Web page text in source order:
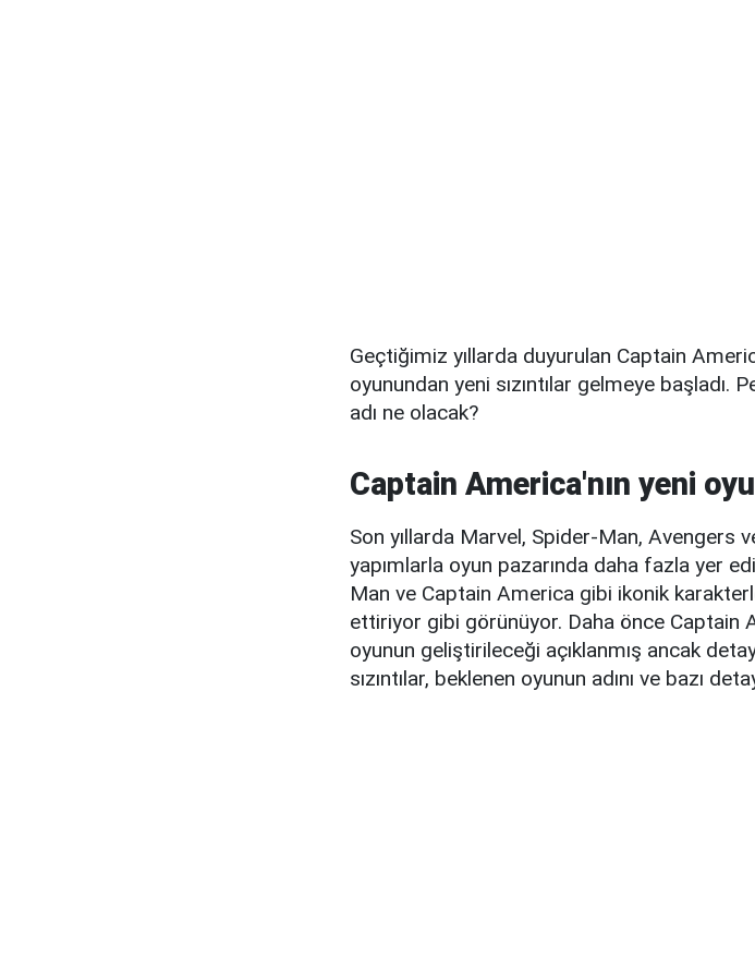
Geçtiğimiz yıllarda duyurulan Captain
oyunundan yeni sızıntılar gelmeye başladı.
adı ne olacak?
Captain America'nın yeni
Son yıllarda Marvel, Spider-Man, Avengers
yapımlarla oyun pazarında daha fazla yer
Man ve Captain America gibi ikonik
ettiriyor gibi görünüyor. Daha önce Captain
oyunun geliştirileceği açıklanmış ancak
sızıntılar, beklenen oyunun adını ve bazı